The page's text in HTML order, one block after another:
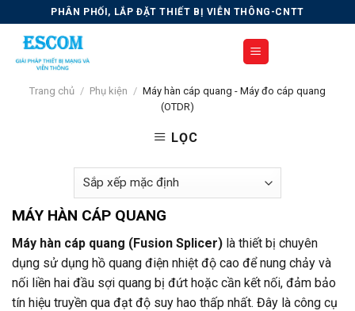
to
content
PHÂN PHỐI, LẮP ĐẶT THIẾT BỊ VIỄN THÔNG-CNTT
Trang chủ / Phụ kiện / Máy hàn cáp quang - Máy đo cáp quang
(OTDR)
LỌC
MÁY HÀN CÁP QUANG
Máy hàn cáp quang (Fusion Splicer) là thiết bị chuyên
dụng sử dụng hồ quang điện nhiệt độ cao để nung chảy và
nối liền hai đầu sợi quang bị đứt hoặc cần kết nối, đảm bảo
tín hiệu truyền qua đạt độ suy hao thấp nhất. Đây là công cụ